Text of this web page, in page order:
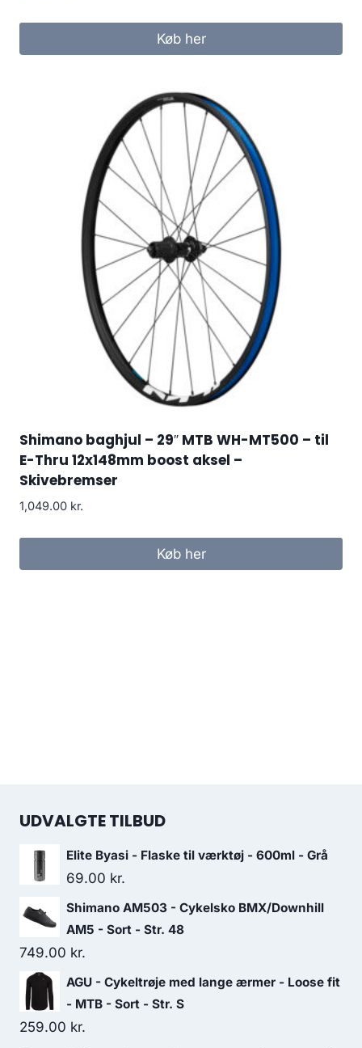
Køb her
Shimano baghjul – 29″ MTB WH-MT500 – til
E-Thru 12x148mm boost aksel –
Skivebremser
1,049.00 kr.
Køb her
UDVALGTE TILBUD
Elite Byasi - Flaske til værktøj - 600ml - Grå
69.00 kr.
Shimano AM503 - Cykelsko BMX/Downhill
AM5 - Sort - Str. 48
749.00 kr.
AGU - Cykeltrøje med lange ærmer - Loose fit
- MTB - Sort - Str. S
259.00 kr.